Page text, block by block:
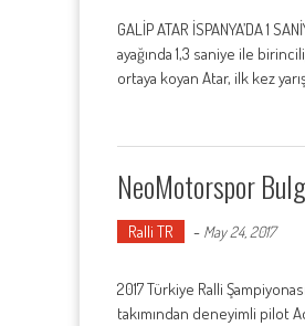
GALİP ATAR İSPANYA’DA 1
ayağında 1,3 saniye ile
ortaya koyan Atar, ilk kez
NeoMotorspor
Ralli TR - May 24, 2017
2017 Türkiye Ralli
takımından deneyimli pilot